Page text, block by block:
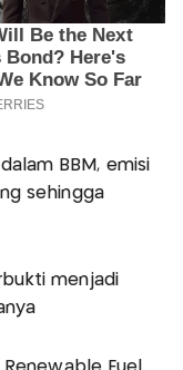
BBM, emisi
sehingga
menjadi